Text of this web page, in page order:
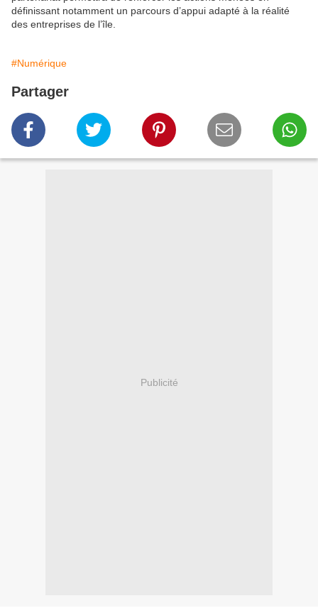
définissant notamment un parcours d’appui adapté à la réalité
des entreprises de l’île.
#Numérique
Partager
Publicité